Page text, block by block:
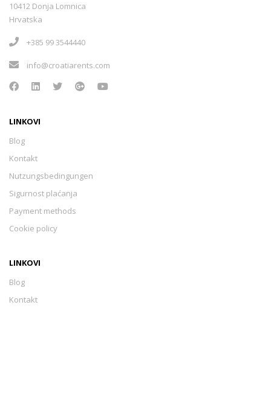
10412 Donja Lomnica
Hrvatska
+385 99 3544440
info@croatiarents.com
LINKOVI
Blog
Kontakt
Nutzungsbedingungen
Sigurnost plaćanja
Payment methods
Cookie policy
LINKOVI
Blog
Kontakt